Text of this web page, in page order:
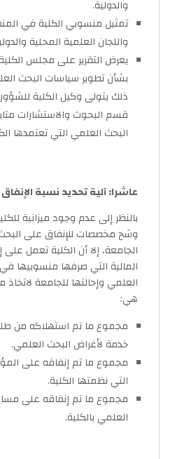
والدولية.
تمثيل منسوبي الكلية في
واللجان العلمية المحلية
يعرض التقرير على مجلس الكلية
بشأن تطوير سياسات البحث
ذلك يتولى وكيل الكلية
قسم البحوث والاستشارات
البحث العلمي التي تعتمدها
عاشرا: آلية تحديد نسبة
بالنظر إلى عدم وجود ميزانية
وشح مخصصات للإنفاق على
الجامعة، إلا أن الكلية تعمل
المالية التي صرفها منسوبيها
العلمي وإحالتها للجامعة
هي:
مجموع ما تم استهلاكه من
خدمة لأغراض البحث العلمي.
مجموع ما تم إنفاقه على
التي نظمتها الكلية.
مجموع ما تم إنفاقه على
العلمي بالكلية.